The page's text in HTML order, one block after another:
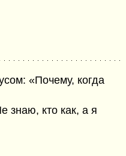
«Почему, когда
знаю, кто как, а я